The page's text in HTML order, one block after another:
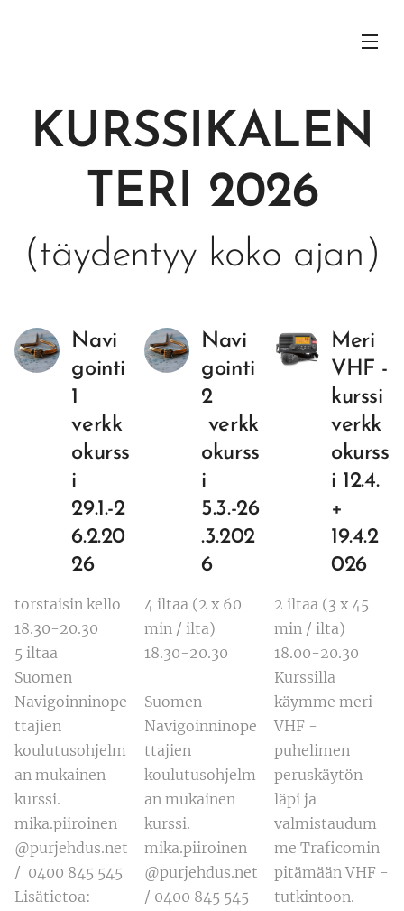
KURSSIKALEN
TERI 2026
(täydentyy koko ajan)
Navi
gointi
1
verkk
okurss
i
29.1.-2
6.2.20
26
torstaisin kello
18.30-20.30
5 iltaa
Suomen
Navigoinninope
ttajien
koulutusohjelm
an mukainen
kurssi.
mika.piiroinen
@purjehdus.net
/ 0400 845 545
Lisätietoa:
Navi
gointi
2
verkk
okurss
i
5.3.-26
.3.202
6
4 iltaa (2 x 60
min / ilta)
18.30-20.30
Suomen
Navigoinninope
ttajien
koulutusohjelm
an mukainen
kurssi.
mika.piiroinen
@purjehdus.net
/ 0400 845 545
Meri
VHF -
kurssi
verkk
okurss
i 12.4.
+
19.4.2
026
2 iltaa (3 x 45
min / ilta)
18.00-20.30
Kurssilla
käymme meri
VHF -
puhelimen
peruskäytön
läpi ja
valmistaudum
me Traficomin
pitämään VHF -
tutkintoon.